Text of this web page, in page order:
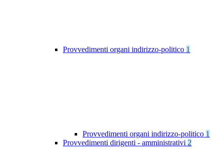
Provvedimenti organi indirizzo-politico 1
Provvedimenti organi indirizzo-politico 1
Provvedimenti dirigenti - amministrativi 2